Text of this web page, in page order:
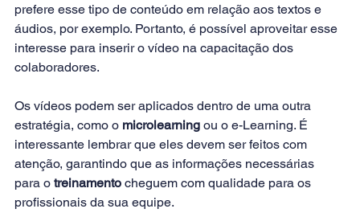
prefere esse tipo de conteúdo em relação aos textos e
áudios, por exemplo. Portanto, é possível aproveitar esse
interesse para inserir o vídeo na capacitação dos
colaboradores.
Os vídeos podem ser aplicados dentro de uma outra
estratégia, como o microlearning ou o e-Learning. É
interessante lembrar que eles devem ser feitos com
atenção, garantindo que as informações necessárias
para o treinamento cheguem com qualidade para os
profissionais da sua equipe.